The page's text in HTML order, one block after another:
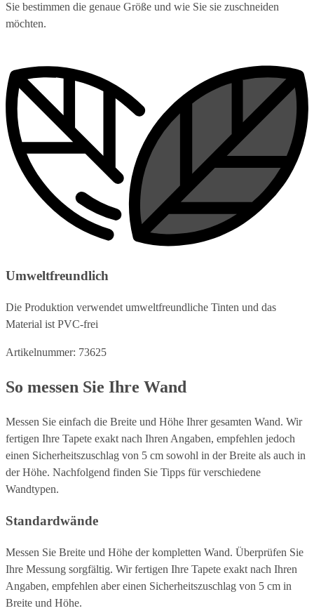
Sie bestimmen die genaue Größe und wie Sie sie zuschneiden
möchten.
Umweltfreundlich
Die Produktion verwendet umweltfreundliche Tinten und das
Material ist PVC-frei
Artikelnummer: 73625
So messen Sie Ihre Wand
Messen Sie einfach die Breite und Höhe Ihrer gesamten Wand. Wir
fertigen Ihre Tapete exakt nach Ihren Angaben, empfehlen jedoch
einen Sicherheitszuschlag von 5 cm sowohl in der Breite als auch in
der Höhe. Nachfolgend finden Sie Tipps für verschiedene
Wandtypen.
Standardwände
Messen Sie Breite und Höhe der kompletten Wand. Überprüfen Sie
Ihre Messung sorgfältig. Wir fertigen Ihre Tapete exakt nach Ihren
Angaben, empfehlen aber einen Sicherheitszuschlag von 5 cm in
Breite und Höhe.